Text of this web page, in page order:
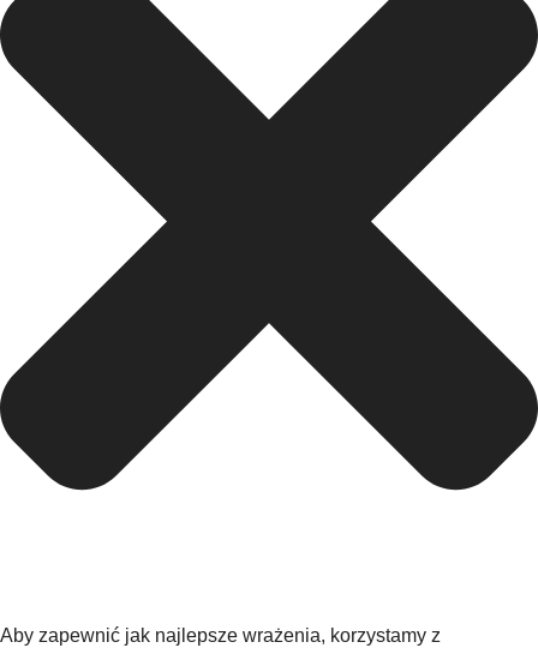
Aby zapewnić jak najlepsze wrażenia, korzystamy z